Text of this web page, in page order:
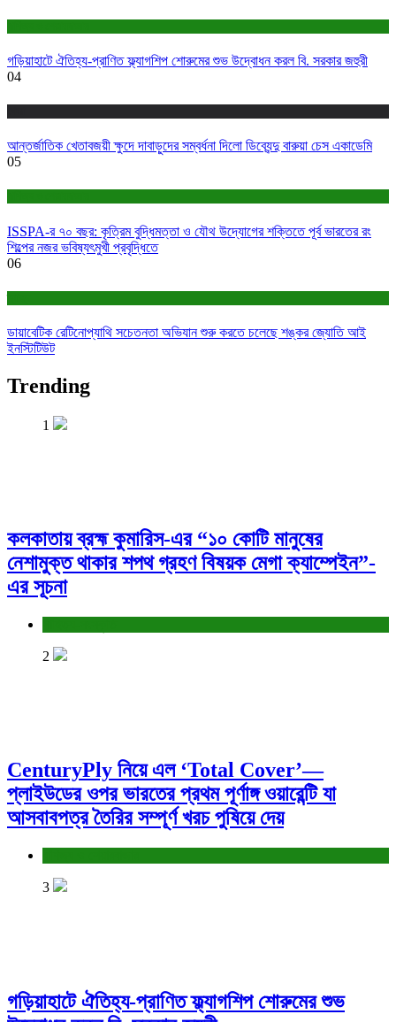
গড়িয়াহাটে ঐতিহ্য-প্রাণিত ফ্ল্যাগশিপ শোরুমের শুভ উদ্বোধন করল বি. সরকার জহুরী
04
আন্তর্জাতিক খেতাবজয়ী ক্ষুদে দাবাড়ুদের সম্বর্ধনা দিলো ডিব্যেন্দু বারুয়া চেস একাডেমি
05
ISSPA-র ৭০ বছর: কৃত্রিম বুদ্ধিমত্তা ও যৌথ উদ্যোগের শক্তিতে পূর্ব ভারতের রং
শিল্পের নজর ভবিষ্যৎমুখী প্রবৃদ্ধিতে
06
ডায়াবেটিক রেটিনোপ্যাথি সচেতনতা অভিযান শুরু করতে চলেছে শঙ্কর জ্যোতি আই
ইনস্টিটিউট
Trending
1
কলকাতায় ব্রহ্ম কুমারিস-এর “১০ কোটি মানুষের
নেশামুক্ত থাকার শপথ গ্রহণ বিষয়ক মেগা ক্যাম্পেইন”-
এর সূচনা
2
CenturyPly নিয়ে এল ‘Total Cover’—
প্লাইউডের ওপর ভারতের প্রথম পূর্ণাঙ্গ ওয়ারেন্টি যা
আসবাবপত্র তৈরির সম্পূর্ণ খরচ পুষিয়ে দেয়
3
গড়িয়াহাটে ঐতিহ্য-প্রাণিত ফ্ল্যাগশিপ শোরুমের শুভ